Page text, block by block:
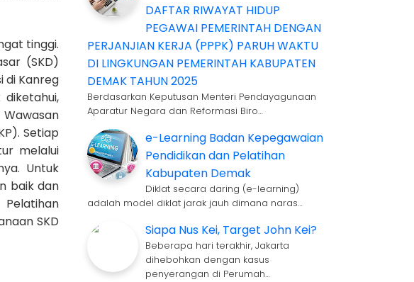
tinggi.
(SKD)
di Kanreg
diketahui,
Setiap
melalui
Untuk
baik dan
SKD
DAFTAR RIWAYAT HIDUP
PEGAWAI PEMERINTAH DENGAN
PERJANJIAN KERJA (PPPK) PARUH WAKTU
DI LINGKUNGAN PEMERINTAH KABUPATEN
DEMAK TAHUN 2025
Berdasarkan Keputusan Menteri Pendayagunaan
Aparatur Negara dan Reformasi Biro…
e-Learning Badan Kepegawaian
Pendidikan dan Pelatihan
Kabupaten Demak
Diklat secara daring (e-learning)
adalah model diklat jarak jauh dimana naras…
Siapa Nus Kei, Target John Kei?
Beberapa hari terakhir, Jakarta
dihebohkan dengan kasus
penyerangan di Perumah…